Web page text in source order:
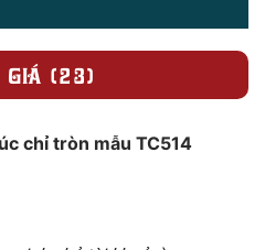
GIÁ (23)
chỉ tròn mẫu TC514